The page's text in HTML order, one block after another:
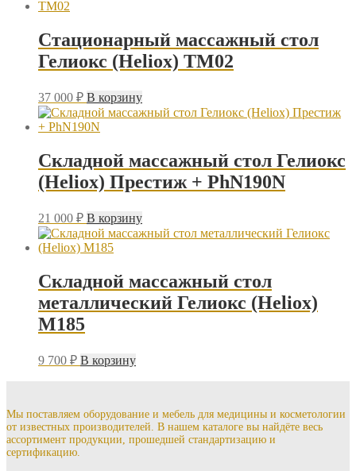
Стационарный массажный стол
Гелиокс (Heliox) ТМ02
37 000 ₽ В корзину
Складной массажный стол Гелиокс
(Heliox) Престиж + PhN190N
21 000 ₽ В корзину
Складной массажный стол
металлический Гелиокс (Heliox)
M185
9 700 ₽ В корзину
Мы поставляем оборудование и мебель для медицины и косметологии
от известных производителей. В нашем каталоге вы найдёте весь
ассортимент продукции, прошедшей стандартизацию и
сертификацию.